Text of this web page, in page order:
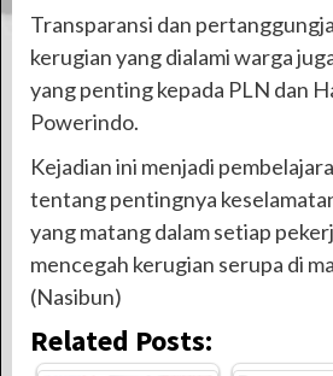
Transparansi dan
kerugian yang dialami warga
yang penting kepada PLN dan
Powerindo.
Kejadian ini menjadi
tentang pentingnya
yang matang dalam setiap
mencegah kerugian serupa di
(Nasibun)
Related Posts: